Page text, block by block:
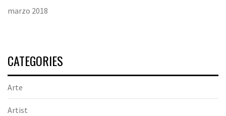
marzo 2018
CATEGORIES
Arte
Artist